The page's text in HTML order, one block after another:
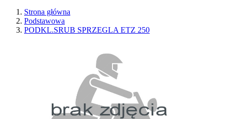
Strona główna
Podstawowa
PODKL.SRUB SPRZEGLA ETZ 250